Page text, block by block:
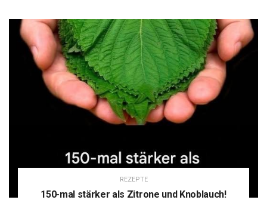
REZEPTE
150-mal stärker als Zitrone und Knoblauch!